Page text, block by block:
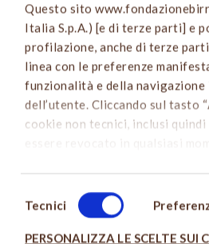
Questo sito
Italia S.p.A.) [e di terze parti] e
profilazione, anche di terze
linea con le preferenze
funzionalità e della
dell’utente. Cliccando sul tasto “
cookie non tecnici, inclusi
essere revocato in qualsiasi
esprimere le preferenze sui
a destra - l’utente non presta il
mantenendo le impostazioni di
del
consenso
Tecnici
PERSONALIZZA LE SCELTE SUI
(MI)
Home
Chi siamo
Le nostre
Cultura Birraria
Birra a tavola
Notizie di birra
Partecipa